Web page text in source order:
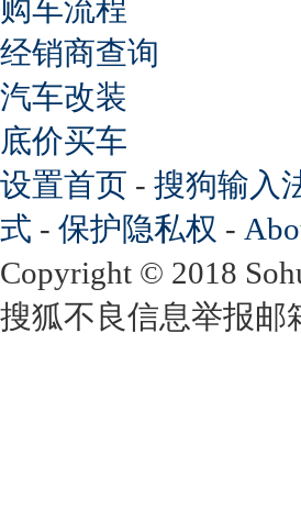
购车流程
经销商查询
汽车改装
底价买车
设置首页 - 搜狗输入
式 - 保护隐私权 -
Copyright © 2018
搜狐不良信息举报邮